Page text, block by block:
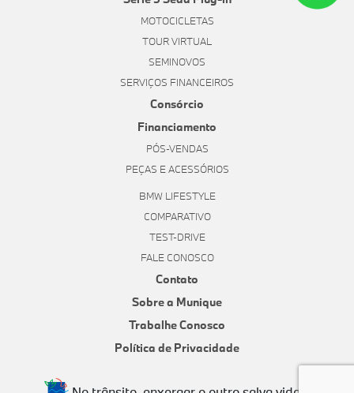
MOTOCICLETAS
TOUR VIRTUAL
SEMINOVOS
SERVIÇOS FINANCEIROS
Consórcio
Financiamento
PÓS-VENDAS
PEÇAS E ACESSÓRIOS
BMW LIFESTYLE
COMPARATIVO
TEST-DRIVE
FALE CONOSCO
Contato
Sobre a Munique
Trabalhe Conosco
Política de Privacidade